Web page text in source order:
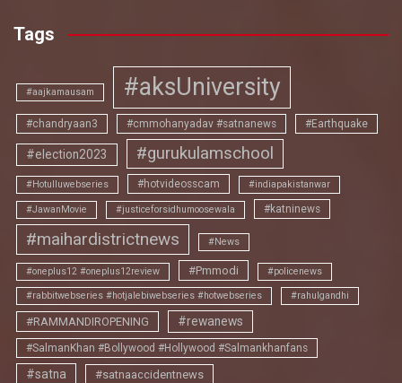
Tags
#aajkamausam #aksUniversity
#chandryaan3 #cmmohanyadav #satnanews #Earthquake
#election2023 #gurukulamschool
#Hotulluwebseries #hotvideosscam #indiapakistanwar
#JawanMovie #justiceforsidhumoosewala #katninews
#maihardistrictnews #News
#oneplus12 #oneplus12review #Pmmodi #policenews
#rabbitwebseries #hotjalebiwebseries #hotwebseries #rahulgandhi
#RAMMANDIROPENING #rewanews
#SalmanKhan #Bollywood #Hollywood #Salmankhanfans
#satna #satnaaccidentnews